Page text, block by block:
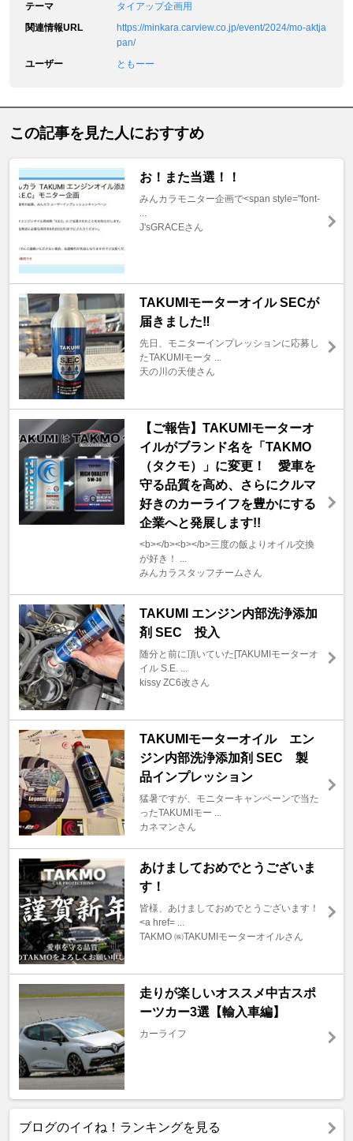
テーマ
タイアップ企画用
関連情報URL
https://minkara.carview.co.jp/event/2024/mo-aktja
pan/
ユーザー
ともーー
この記事を見た人におすすめ
お！また当選！！
みんカラモニター企画で<span style="font-
...
J'sGRACEさん
TAKUMIモーターオイル SECが
届きました‼️
先日、モニターインプレッションに応募し
たTAKUMIモータ ...
天の川の天使さん
【ご報告】TAKUMIモーターオ
イルがブランド名を「TAKMO
（タクモ）」に変更！ 愛車を
守る品質を高め、さらにクルマ
好きのカーライフを豊かにする
企業へと発展します!!
<b></b><b></b>三度の飯よりオイル交換
が好き！ ...
みんカラスタッフチームさん
TAKUMI エンジン内部洗浄添加
剤 SEC 投入
随分と前に頂いていた[TAKUMIモーターオ
イル S.E. ...
kissy ZC6改さん
TAKUMIモーターオイル エン
ジン内部洗浄添加剤 SEC 製
品インプレッション
猛暑ですが、モニターキャンペーンで当た
ったTAKUMIモー ...
カネマンさん
あけましておめでとうございま
す！
皆様、あけましておめでとうございます！
<a href= ...
TAKMO ㈱TAKUMIモーターオイルさん
走りが楽しいオススメ中古スポ
ーツカー3選【輸入車編】
カーライフ
ブログのイイね！ランキングを見る